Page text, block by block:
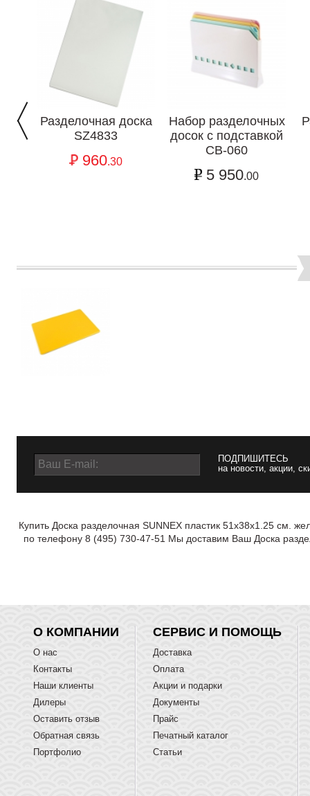
Разделочная доска
SZ4833
960.30
Набор разделочных
досок с подставкой
CB-060
5 950.00
ПОДПИШИТЕСЬ
на новости, акции,
Купить Доска разделочная SUNNEX пластик 51х38х1.25 см.
по телефону 8 (495) 730-47-51 Мы доставим Ваш Доска
О КОМПАНИИ
О нас
Контакты
Наши клиенты
Дилеры
Оставить отзыв
Обратная связь
Портфолио
СЕРВИС И ПОМОЩЬ
Доставка
Оплата
Акции и подарки
Документы
Прайс
Печатный каталог
Статьи